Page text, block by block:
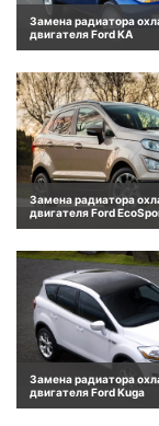
Замена радиатора
двигателя Ford KA
Замена радиатора
двигателя Ford
Замена радиатора
двигателя Ford Kuga